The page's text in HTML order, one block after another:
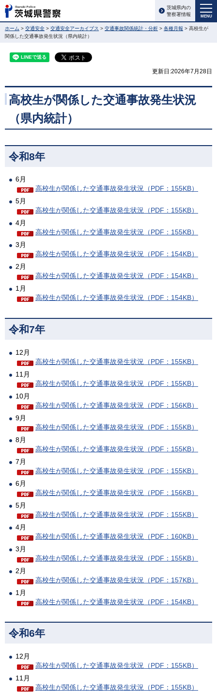
MENU
茨城県内の
警察署情報
ホーム > 交通安全 > 交通安全アーカイブス > 交通事故関係統計・分析 > 各種月報 > 高校生が
関係した交通事故発生状況（県内統計）
更新日:2026年7月28日
高校生が関係した交通事故発生状況
（県内統計）
令和8年
6月
高校生が関係した交通事故発生状況（PDF：155KB）
5月
高校生が関係した交通事故発生状況（PDF：155KB）
4月
高校生が関係した交通事故発生状況（PDF：155KB）
3月
高校生が関係した交通事故発生状況（PDF：154KB）
2月
高校生が関係した交通事故発生状況（PDF：154KB）
1月
高校生が関係した交通事故発生状況（PDF：154KB）
令和7年
12月
高校生が関係した交通事故発生状況（PDF：155KB）
11月
高校生が関係した交通事故発生状況（PDF：155KB）
10月
高校生が関係した交通事故発生状況（PDF：156KB）
9月
高校生が関係した交通事故発生状況（PDF：155KB）
8月
高校生が関係した交通事故発生状況（PDF：155KB）
7月
高校生が関係した交通事故発生状況（PDF：155KB）
6月
高校生が関係した交通事故発生状況（PDF：156KB）
5月
高校生が関係した交通事故発生状況（PDF：155KB）
4月
高校生が関係した交通事故発生状況（PDF：160KB）
3月
高校生が関係した交通事故発生状況（PDF：155KB）
2月
高校生が関係した交通事故発生状況（PDF：157KB）
1月
高校生が関係した交通事故発生状況（PDF：154KB）
令和6年
12月
高校生が関係した交通事故発生状況（PDF：155KB）
11月
高校生が関係した交通事故発生状況（PDF：155KB）